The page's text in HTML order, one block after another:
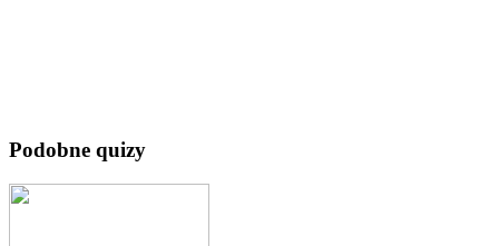
Podobne quizy